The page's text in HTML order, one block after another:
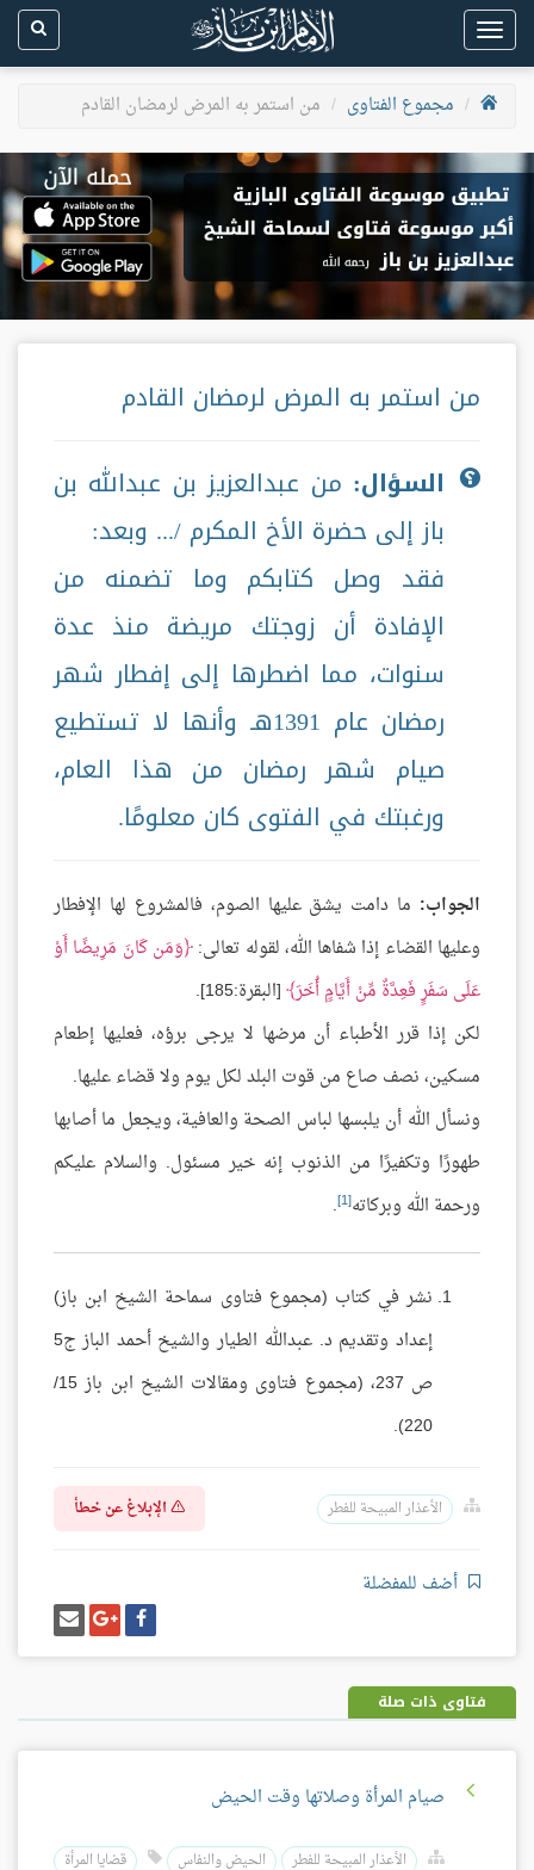
Toggle
navigation
مجموع الفتاوى
من استمر به المرض لرمضان القادم
من استمر به المرض لرمضان القادم
السؤال: من عبدالعزيز بن عبدالله بن
باز إلى حضرة الأخ المكرم /... وبعد:
فقد وصل كتابكم وما تضمنه من
الإفادة أن زوجتك مريضة منذ عدة
سنوات، مما اضطرها إلى إفطار شهر
رمضان عام 1391هـ وأنها لا تستطيع
صيام شهر رمضان من هذا العام،
ورغبتك في الفتوى كان معلومًا.
الجواب: ما دامت يشق عليها الصوم، فالمشروع لها الإفطار
وعليها القضاء إذا شفاها الله، لقوله تعالى: وَمَن كَانَ مَرِيضًا أَوْ
عَلَى سَفَرٍ فَعِدَّةٌ مِّنْ أَيَّامٍ أُخَرَ [البقرة:185].
لكن إذا قرر الأطباء أن مرضها لا يرجى برؤه، فعليها إطعام
مسكين، نصف صاع من قوت البلد لكل يوم ولا قضاء عليها.
ونسأل الله أن يلبسها لباس الصحة والعافية، ويجعل ما أصابها
طهورًا وتكفيرًا من الذنوب إنه خير مسئول. والسلام عليكم
ورحمة الله وبركاته[1]
.
نشر في كتاب (مجموع فتاوى سماحة الشيخ ابن باز)
إعداد وتقديم د. عبدالله الطيار والشيخ أحمد الباز ج5
ص 237، (مجموع فتاوى ومقالات الشيخ ابن باز 15/
220).
الأعذار المبيحة للفطر الإبلاغ عن خطأ
أضف للمفضلة
شارك
على
فيسبوك
شارك
على
غوغل
بلس
إرسل
إيميل
فتاوى ذات صلة
صيام المرأة وصلاتها وقت الحيض
الأعذار المبيحة للفطر الحيض والنفاس قضايا المرأة